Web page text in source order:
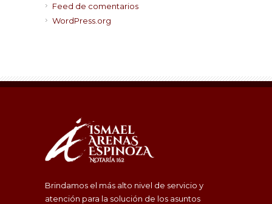
Feed de comentarios
WordPress.org
Brindamos el más alto nivel de servicio y
atención para la solución de los asuntos